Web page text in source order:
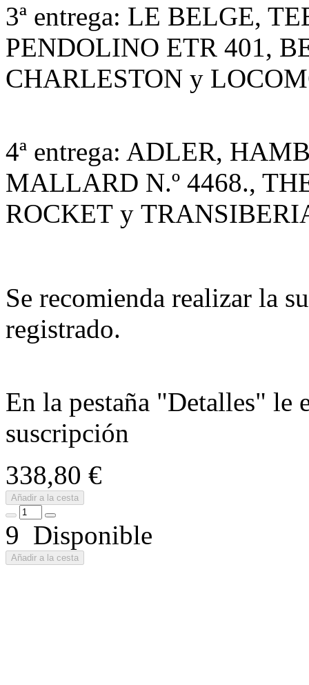
3ª entrega: LE BELGE,
PENDOLINO ETR 401,
CHARLESTON y
4ª entrega: ADLER,
MALLARD N.º 4468.,
ROCKET y
Se recomienda realizar la
registrado.
En la pestaña "Detalles" le
suscripción
338,80 €
Añadir a la cesta
9 Disponible
Añadir a la cesta